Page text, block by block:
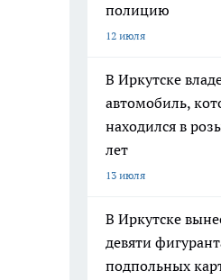
полицию
12 июля
В Иркутске
автомобиль,
находился в
лет
13 июля
В Иркутске
девяти
подпольных